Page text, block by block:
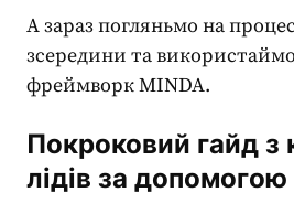
А зараз погляньмо на процес
зсередини та
фреймворк MINDA.
Покроковий гайд з
лідів за допомогою